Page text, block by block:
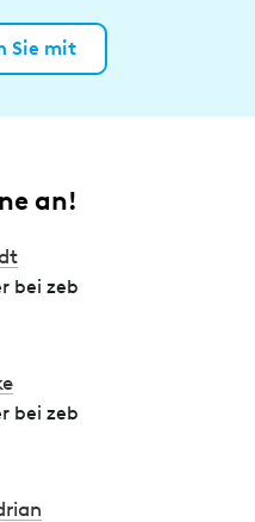
Sie mit
an!
bei zeb
bei zeb